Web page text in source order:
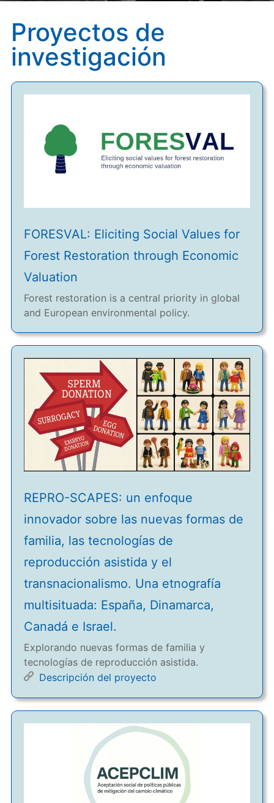
Proyectos de
investigación
FORESVAL: Eliciting Social Values for
Forest Restoration through Economic
Valuation
Forest restoration is a central priority in global
and European environmental policy.
REPRO-SCAPES: un enfoque
innovador sobre las nuevas formas de
familia, las tecnologías de
reproducción asistida y el
transnacionalismo. Una etnografía
multisituada: España, Dinamarca,
Canadá e Israel.
Explorando nuevas formas de familia y
tecnologías de reproducción asistida.
Descripción del proyecto